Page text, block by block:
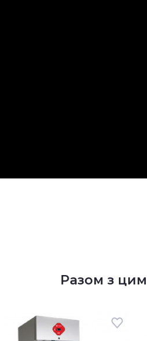
Разом з